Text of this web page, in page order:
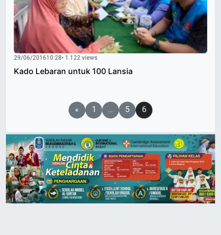
29/06/201610:28• 1.122 views
Kado Lebaran untuk 100 Lansia
« 1 … 5 6